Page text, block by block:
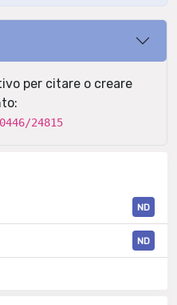
per citare o creare
24815
ND
ND